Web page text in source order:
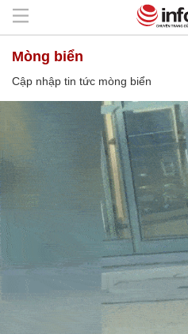
mòng biển
Cập nhập tin tức mòng biển